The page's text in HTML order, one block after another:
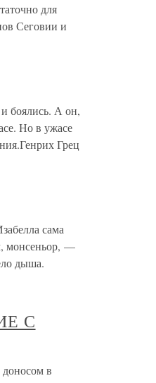
для
Сеговии и
боялись. А он,
Но в ужасе
Грец
сама
монсеньор, —
дыша.
С
в